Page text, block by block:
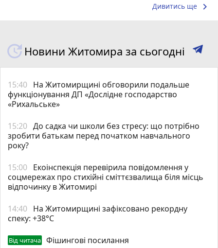
Дивитись ще keyboard_arrow_right
Новини Житомира за сьогодні
15:40 На Житомирщині обговорили подальше
функціонування ДП «Дослідне господарство
«Рихальське»
15:20 До садка чи школи без стресу: що потрібно
зробити батькам перед початком навчального
року?
15:00 Екоінспекція перевірила повідомлення у
соцмережах про стихійні сміттєзвалища біля місць
відпочинку в Житомирі
14:40 Н️а Житомирщині зафіксовано рекордну
спеку: +38°C
Від читача Фішингові посилання